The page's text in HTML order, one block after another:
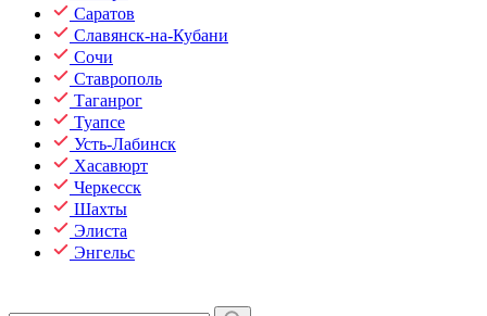
Саратов
Славянск-на-Кубани
Сочи
Ставрополь
Таганрог
Туапсе
Усть-Лабинск
Хасавюрт
Черкесск
Шахты
Элиста
Энгельс